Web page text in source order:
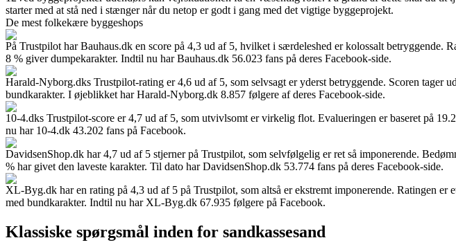
starter med at stå ned i stænger når du netop er godt i gang med det vigtige byggeprojekt.
De mest folkekære byggeshops
På Trustpilot har Bauhaus.dk en score på 4,3 ud af 5, hvilket i særdeleshed er kolossalt
8 % giver dumpekarakter. Indtil nu har Bauhaus.dk 56.023 fans på deres Facebook-side.
Harald-Nyborg.dks Trustpilot-rating er 4,6 ud af 5, som selvsagt er yderst betryggende. Scoren
bundkarakter. I øjeblikket har Harald-Nyborg.dk 8.857 følgere af deres Facebook-side.
10-4.dks Trustpilot-score er 4,7 ud af 5, som utvivlsomt er virkelig flot. Evalueringen er baseret på
nu har 10-4.dk 43.202 fans på Facebook.
DavidsenShop.dk har 4,7 ud af 5 stjerner på Trustpilot, som selvfølgelig er ret så imponerende.
% har givet den laveste karakter. Til dato har DavidsenShop.dk 53.774 fans på deres Facebook-side.
XL-Byg.dk har en rating på 4,3 ud af 5 på Trustpilot, som altså er ekstremt imponerende. Ratingen
med bundkarakter. Indtil nu har XL-Byg.dk 67.935 følgere på Facebook.
Klassiske spørgsmål inden for sandkassesand